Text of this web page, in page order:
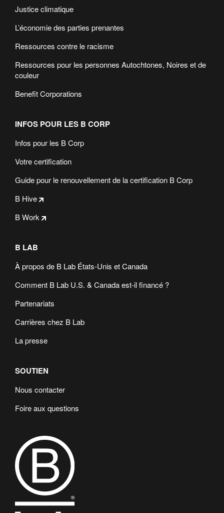
Justice climatique
L’économie des parties prenantes
Ressources contre le racisme
Ressources pour les personnes Autochtones, Noires et de
couleur
Benefit Corporations
INFOS POUR LES B CORP
Infos pour les B Corp
Votre certification
Guide pour le renouvellement de la certification B Corp
B Hive
B Work
B LAB
À propos de B Lab États-Unis et Canada
Comment B Lab U.S. & Canada est-il financé ?
Partenariats
Carrières chez B Lab
La presse
SOUTIEN
Nous contacter
Foire aux questions